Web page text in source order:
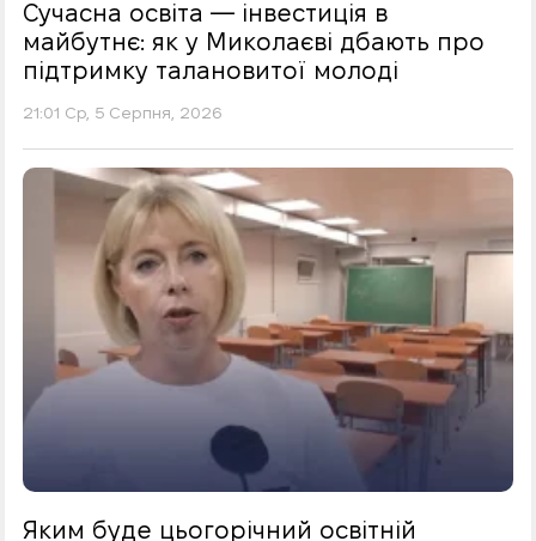
Сучасна освіта — інвестиція в
майбутнє: як у Миколаєві дбають про
підтримку талановитої молоді
21:01 Ср, 5 Серпня, 2026
Яким буде цьогорічний освітній